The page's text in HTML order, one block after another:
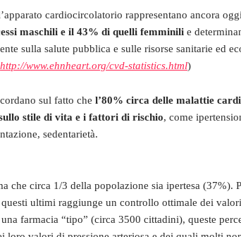
cardiocircolatorio rappresentano ancora
maschili e il 43% di quelli femminili e
sulla salute pubblica e sulle risorse sanitarie ed
http://www.ehnheart.org/cvd-statistics.html)
sul fatto che l’80% circa delle malattie
stile di vita e i fattori di rischio, come
sedentarietà.
che circa 1/3 della popolazione sia ipertesa (37%).
ultimi raggiunge un controllo ottimale dei
farmacia “tipo” (circa 3500 cittadini), queste